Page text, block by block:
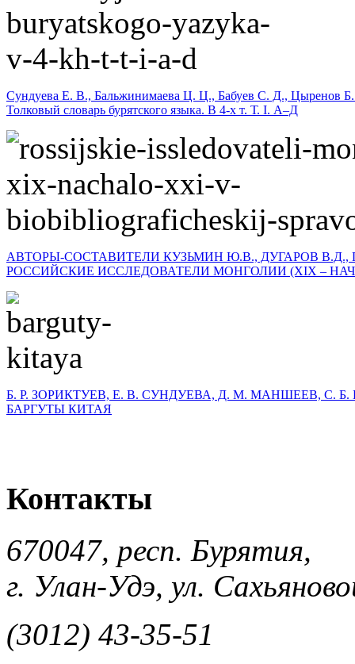
Сундуева Е. В., Бальжинимаева Ц. Ц., Бабуев С. Д., Цыренов
Толковый словарь бурятского языка. В 4-х т. Т. I. А–Д
АВТОРЫ-СОСТАВИТЕЛИ КУЗЬМИН Ю.В., ДУГАРОВ
РОССИЙСКИЕ ИССЛЕДОВАТЕЛИ МОНГОЛИИ (XIX –
Б. Р. ЗОРИКТУЕВ, Е. В. СУНДУЕВА, Д. М. МАНШЕЕВ, С.
БАРГУТЫ КИТАЯ
Контакты
670047, респ. Бурятия,
г. Улан-Удэ, ул.
(3012) 43-35-51